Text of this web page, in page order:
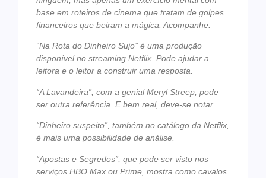
base em roteiros de cinema que tratam de golpes
financeiros que beiram a mágica. Acompanhe:
“Na Rota do Dinheiro Sujo” é uma produção
disponível no streaming Netflix. Pode ajudar a
leitora e o leitor a construir uma resposta.
“A Lavandeira”, com a genial Meryl Streep, pode
ser outra referência. E bem real, deve-se notar.
“Dinheiro suspeito”, também no catálogo da Netflix,
é mais uma possibilidade de análise.
“Apostas e Segredos”, que pode ser visto nos
serviços HBO Max ou Prime, mostra como cavalos